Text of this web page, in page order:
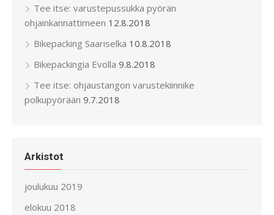
Tee itse: varustepussukka pyörän
ohjainkannattimeen 12.8.2018
Bikepacking Saariselkä 10.8.2018
Bikepackingia Evolla 9.8.2018
Tee itse: ohjaustangon varustekiinnike
polkupyörään 9.7.2018
Arkistot
joulukuu 2019
elokuu 2018